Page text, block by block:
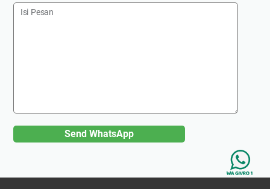
Isi Pesan
Send WhatsApp